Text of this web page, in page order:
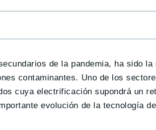
de la pandemia, ha sido
contaminantes. Uno de los
cuya electrificación supondrá un
evolución de la tecnología